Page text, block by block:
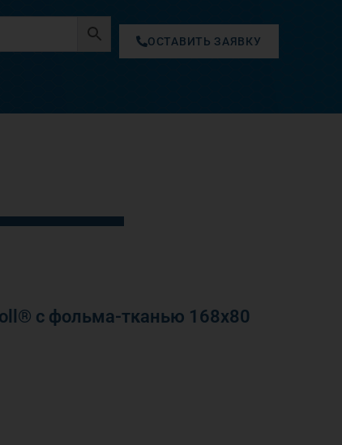
ОСТАВИТЬ ЗАЯВКУ
с фольма-тканью 168х80